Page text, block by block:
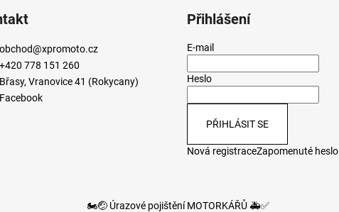
obchod@xpromoto.cz
+420 778 151 260
Břasy, Vranovice 41 (Rokycany)
Facebook
Přihlášení
E-mail
Heslo
PŘIHLÁSIT SE
Nová registraceZapomenuté heslo
🏍️🤕 Úrazové pojištění MOTORKÁŘŮ 🚑✅